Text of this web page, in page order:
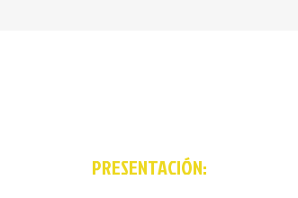
PRESENTACIÓN: